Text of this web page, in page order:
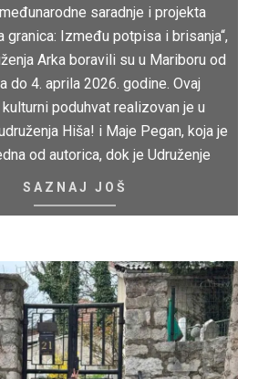
saradnje i projekta
granica: Između potpisa i brisanja“,
Arka boravili su u Mariboru od
do 4. aprila 2026. godine. Ovaj
kulturni poduhvat realizovan je u
Hiša! i Maje Pegan, koja je
od autorica, dok je Udruženje
SAZNAJ JOŠ